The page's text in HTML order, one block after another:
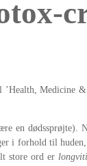
en
forhold til
store ord er